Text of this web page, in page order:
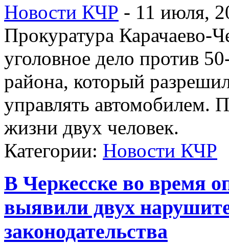
Новости КЧР - 11 июля,
Прокуратура Карачаево-
уголовное дело против
района, который
управлять автомобилем.
жизни двух человек.
Категории: Новости КЧР
В Черкесске во время
выявили двух
законодательства